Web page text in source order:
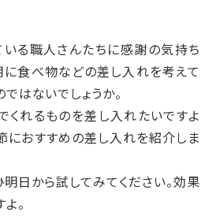
いる職人さんたちに感謝の気持ち
に食べ物などの差し入れを考えて
はないでしょうか。
くれるものを差し入れたいですよ
におすすめの差し入れを紹介しま
日から試してみてください。効果
。